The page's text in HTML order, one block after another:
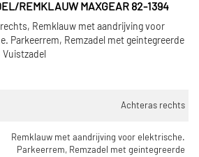
REMKLAUW MAXGEAR 82-1394
Remklauw met aandrijving voor
Parkeerrem, Remzadel met geintegreerde
Achteras rechts
Remklauw met aandrijving voor elektrische.
Parkeerrem, Remzadel met geintegreerde